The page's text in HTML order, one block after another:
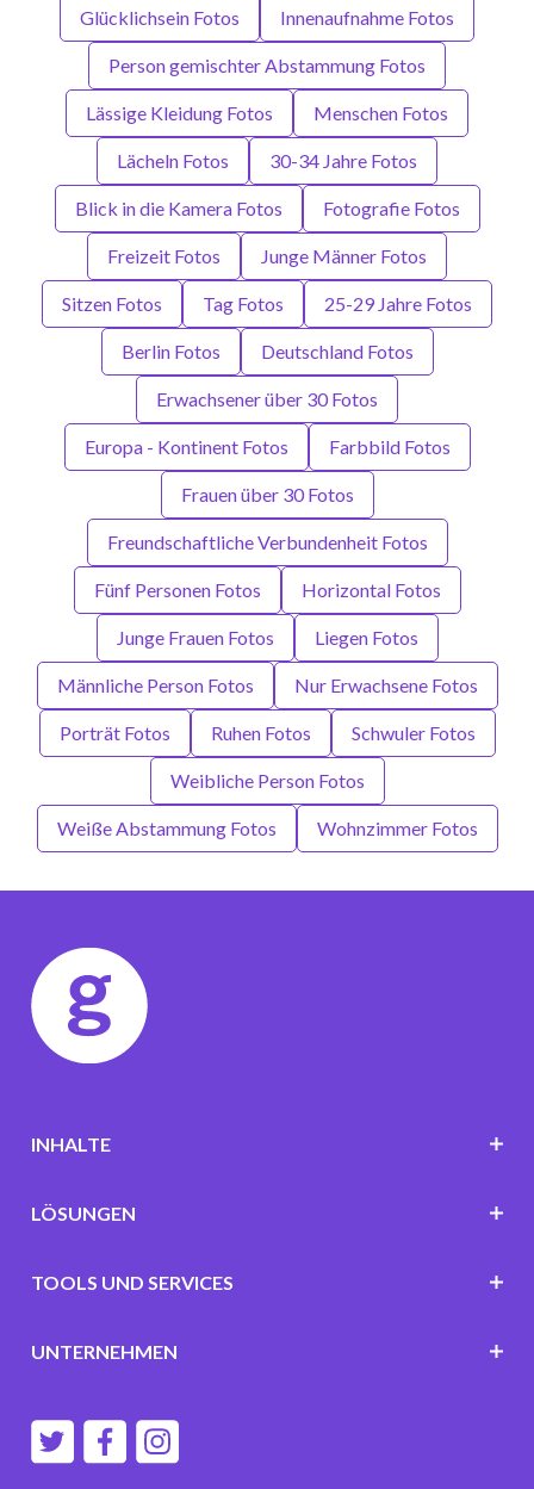
Glücklichsein Fotos Innenaufnahme Fotos
Person gemischter Abstammung Fotos
Lässige Kleidung Fotos Menschen Fotos
Lächeln Fotos 30-34 Jahre Fotos
Blick in die Kamera Fotos Fotografie Fotos
Freizeit Fotos Junge Männer Fotos
Sitzen Fotos Tag Fotos 25-29 Jahre Fotos
Berlin Fotos Deutschland Fotos
Erwachsener über 30 Fotos
Europa - Kontinent Fotos Farbbild Fotos
Frauen über 30 Fotos
Freundschaftliche Verbundenheit Fotos
Fünf Personen Fotos Horizontal Fotos
Junge Frauen Fotos Liegen Fotos
Männliche Person Fotos Nur Erwachsene Fotos
Porträt Fotos Ruhen Fotos Schwuler Fotos
Weibliche Person Fotos
Weiße Abstammung Fotos Wohnzimmer Fotos
INHALTE
LÖSUNGEN
TOOLS UND SERVICES
UNTERNEHMEN